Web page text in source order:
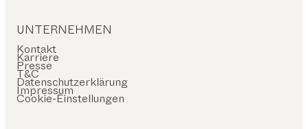
UNTERNEHMEN
Kontakt
Karriere
Presse
T&C
Datenschutzerklärung
Impressum
Cookie-Einstellungen